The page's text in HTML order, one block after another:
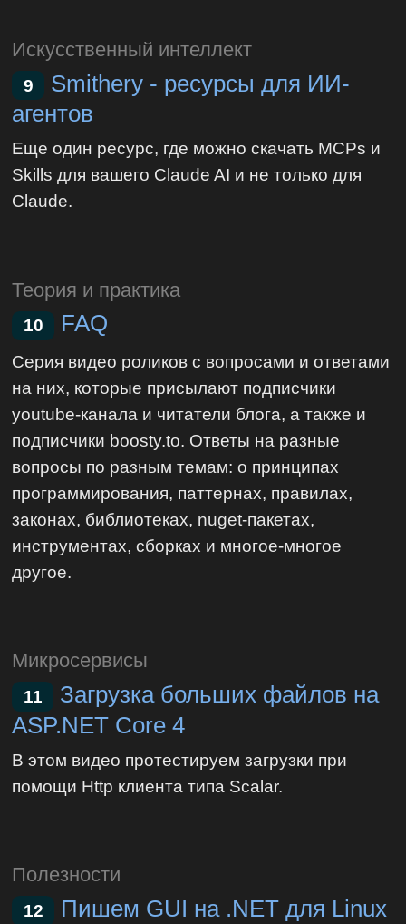
Искусственный интеллект
9
Smithery - ресурсы для ИИ-
агентов
Еще один ресурс, где можно скачать MCPs и
Skills для вашего Claude AI и не только для
Claude.
Теория и практика
10 FAQ
Серия видео роликов с вопросами и ответами
на них, которые присылают подписчики
youtube-канала и читатели блога, а также и
подписчики boosty.to. Ответы на разные
вопросы по разным темам: о принципах
программирования, паттернах, правилах,
законах, библиотеках, nuget-пакетах,
инструментах, сборках и многое-многое
другое.
Микросервисы
11
Загрузка больших файлов на
ASP.NET Core 4
В этом видео протестируем загрузки при
помощи Http клиента типа Scalar.
Полезности
12 Пишем GUI на .NET для Linux